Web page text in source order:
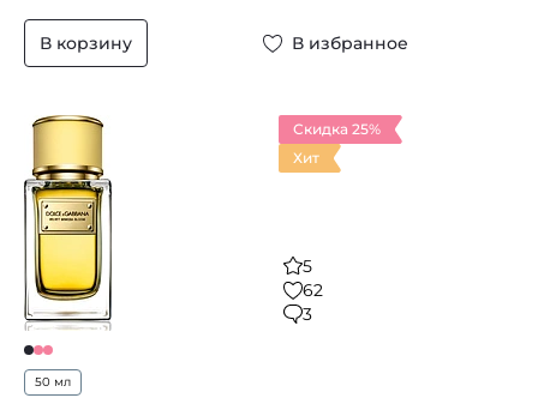
В корзину В избранное
Скидка 25%
Хит
5
62
3
50 мл